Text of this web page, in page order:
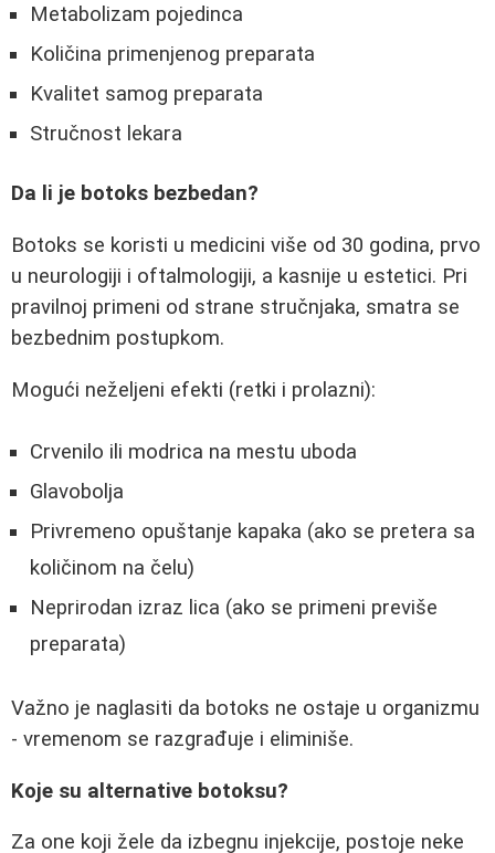
Metabolizam pojedinca
Količina primenjenog preparata
Kvalitet samog preparata
Stručnost lekara
Da li je botoks bezbedan?
Botoks se koristi u medicini više od 30 godina, prvo
u neurologiji i oftalmologiji, a kasnije u estetici. Pri
pravilnoj primeni od strane stručnjaka, smatra se
bezbednim postupkom.
Mogući neželjeni efekti (retki i prolazni):
Crvenilo ili modrica na mestu uboda
Glavobolja
Privremeno opuštanje kapaka (ako se pretera sa
količinom na čelu)
Neprirodan izraz lica (ako se primeni previše
preparata)
Važno je naglasiti da botoks ne ostaje u organizmu
- vremenom se razgrađuje i eliminiše.
Koje su alternative botoksu?
Za one koji žele da izbegnu injekcije, postoje neke